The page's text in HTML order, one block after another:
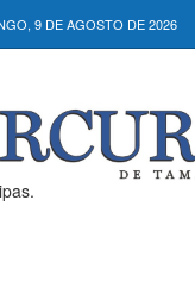
9 DE AGOSTO DE 2026